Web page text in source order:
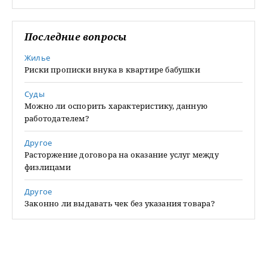
Последние вопросы
Жилье
Риски прописки внука в квартире бабушки
Суды
Можно ли оспорить характеристику, данную
работодателем?
Другое
Расторжение договора на оказание услуг между
физлицами
Другое
Законно ли выдавать чек без указания товара?